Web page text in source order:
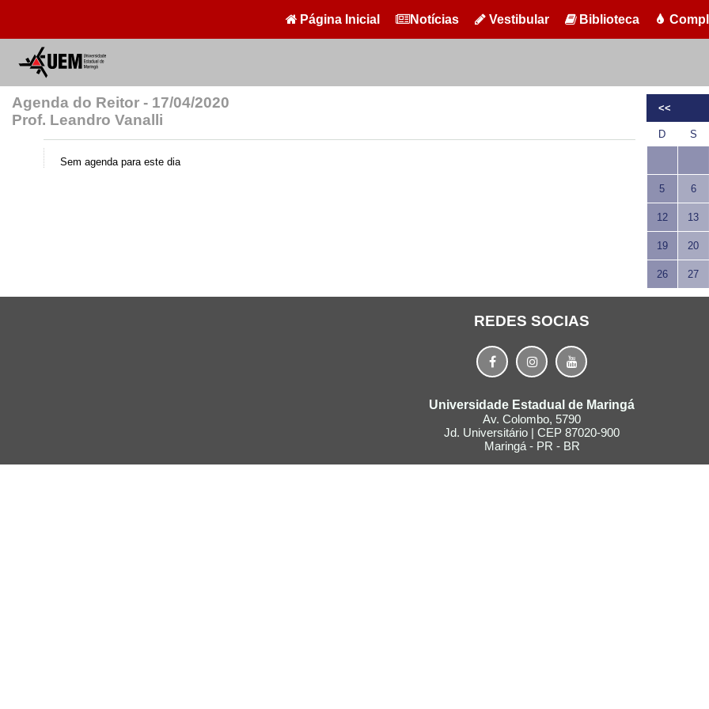
Página Inicial Notícias Vestibular Biblioteca
Agenda do Reitor - 17/04/2020
Prof. Leandro Vanalli
Sem agenda para este dia
<<
D S
5 6
12 13
19 20
26 27
REDES SOCIAS
Universidade Estadual de Maringá
Av. Colombo, 5790
Jd. Universitário | CEP 87020-900
Maringá - PR - BR